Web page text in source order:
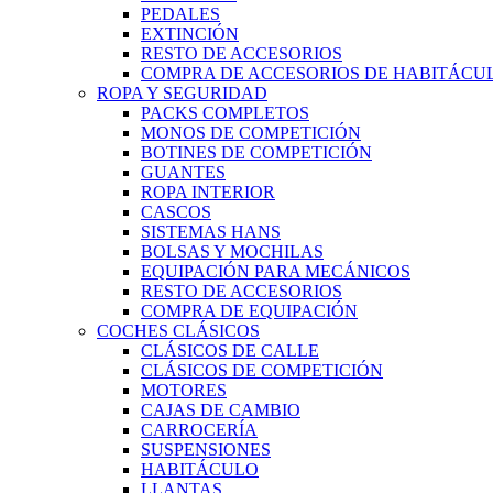
PEDALES
EXTINCIÓN
RESTO DE ACCESORIOS
COMPRA DE ACCESORIOS DE
ROPA Y SEGURIDAD
PACKS COMPLETOS
MONOS DE COMPETICIÓN
BOTINES DE COMPETICIÓN
GUANTES
ROPA INTERIOR
CASCOS
SISTEMAS HANS
BOLSAS Y MOCHILAS
EQUIPACIÓN PARA MECÁNICOS
RESTO DE ACCESORIOS
COMPRA DE EQUIPACIÓN
COCHES CLÁSICOS
CLÁSICOS DE CALLE
CLÁSICOS DE COMPETICIÓN
MOTORES
CAJAS DE CAMBIO
CARROCERÍA
SUSPENSIONES
HABITÁCULO
LLANTAS